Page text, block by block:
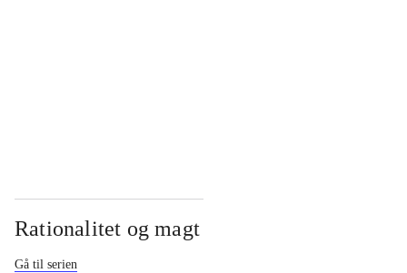
Rationalitet og magt
Gå til serien